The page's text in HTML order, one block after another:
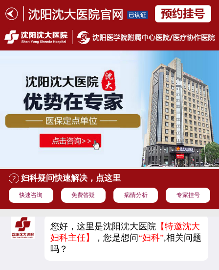
妇科疑问快速解决，点这里
快速咨询 免费答疑 病情分析 专家挂号
您好，这里是沈阳沈大医院 【特邀沈大
妇科主任】
，您是想问“妇科”,相关问题
吗？